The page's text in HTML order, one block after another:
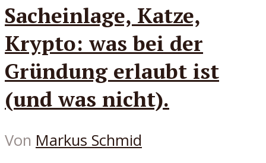
Sacheinlage, Katze,
Krypto: was bei der
Gründung erlaubt ist
(und was nicht).
Von Markus Schmid